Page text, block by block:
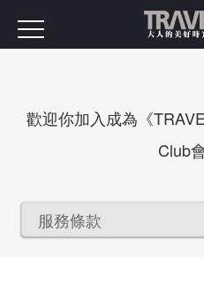
歡迎你加入成為《
Club
服務條款